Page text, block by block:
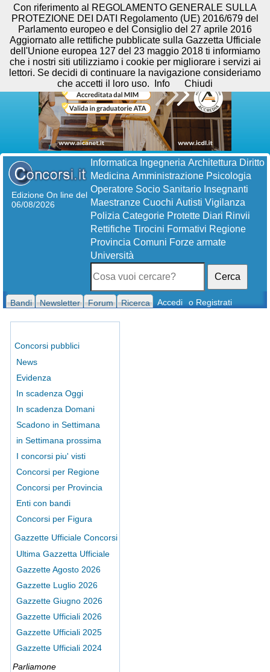
Edizione On line del
06/08/2026
Informatica Ingegneria Architettura Diritto
Medicina Amministrazione Psicologia
Operatore Socio Sanitario Insegnanti
Maestranze Cuochi Autisti Vigilanza
Polizia Categorie Protette Diari Rinvii
Rettifiche Tirocini Formativi Regione
Provincia Comuni Forze armate
Università
Cerca
Bandi Newsletter Forum Ricerca Accedi o Registrati
Concorsi pubblici
News
Evidenza
In scadenza Oggi
In scadenza Domani
Scadono in Settimana
in Settimana prossima
I concorsi piu' visti
Concorsi per Regione
Concorsi per Provincia
Enti con bandi
Concorsi per Figura
Gazzette Ufficiale Concorsi
Ultima Gazzetta Ufficiale
Gazzette Agosto 2026
Gazzette Luglio 2026
Gazzette Giugno 2026
Gazzette Ufficiali 2026
Gazzette Ufficiali 2025
Gazzette Ufficiali 2024
Parliamone
Con riferimento al REGOLAMENTO GENERALE SULLA
PROTEZIONE DEI DATI Regolamento (UE) 2016/679 del
Parlamento europeo e del Consiglio del 27 aprile 2016
Aggiornato alle rettifiche pubblicate sulla Gazzetta Ufficiale
dell'Unione europea 127 del 23 maggio 2018 ti informiamo
che i nostri siti utilizziamo i cookie per migliorare i servizi ai
lettori. Se decidi di continuare la navigazione consideriamo
che accetti il loro uso.
Info Chiudi